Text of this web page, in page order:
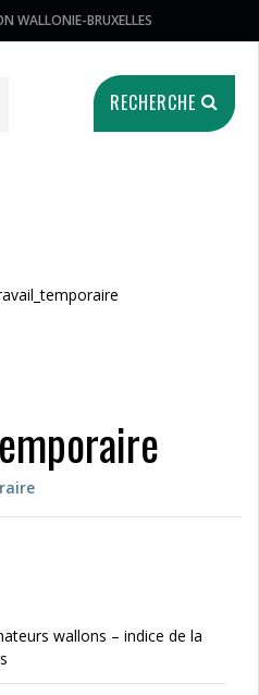
WALLONIE-BRUXELLES
RECHERCHE
wallons – indice de la